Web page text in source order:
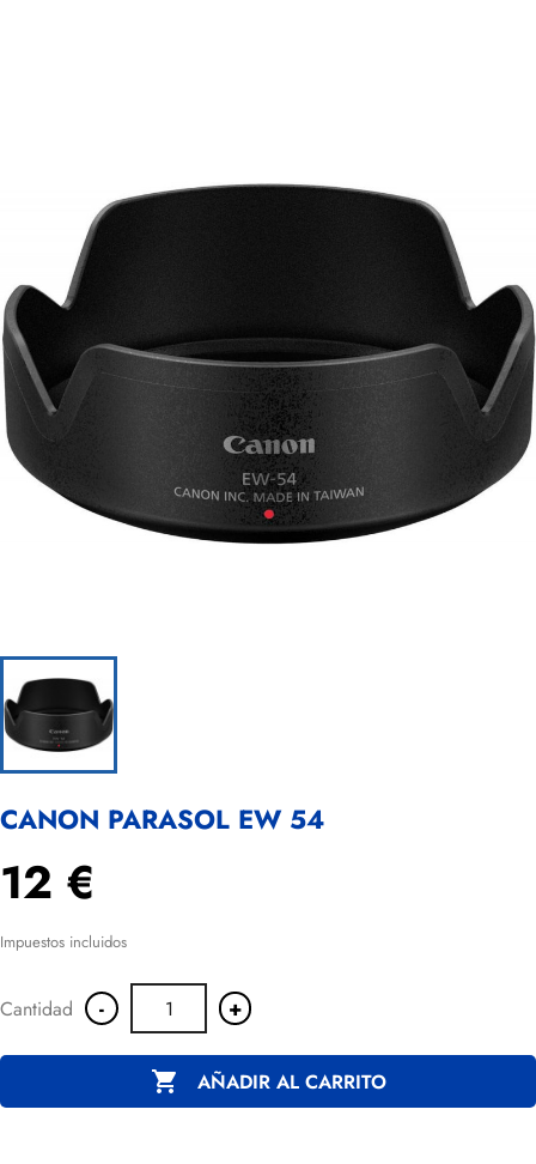
CANON PARASOL EW 54
12 €
Impuestos incluidos
Cantidad - +
 AÑADIR AL CARRITO